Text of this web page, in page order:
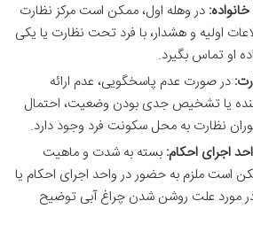
در وهله اول، ممکن است مرکز نظارت
اولیه و هشدار، با فرد تحت نظارت یا یکی
او تماس بگیرد.
در صورت عدم پاسخگویی، عدم ارائه
یا تشخیص جدی بودن وضعیت، احتمال
نظارت به محل سکونت فرد وجود دارد.
اجرای احکام: بسته به شدت و ماهیت
است ملزم به حضور در واحد اجرای احکام یا
در مورد علت روشن شدن چراغ آبی توضیح